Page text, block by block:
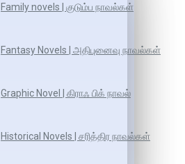
Family novels | குடும்ப நாவல்கள்
Fantasy Novels | அதிபுனைவு நாவல்கள்
Graphic Novel | கிராஃ பிக் நாவல்
Historical Novels | சரித்திர நாவல்கள்